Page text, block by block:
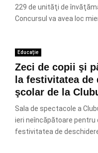
229 de unităţi de
Concursul va avea loc
Educație
Zeci de copii şi
la festivitatea de
şcolar de la
Sala de spectacole a
ieri neîncăpătoare pentru
festivitatea de deschidere